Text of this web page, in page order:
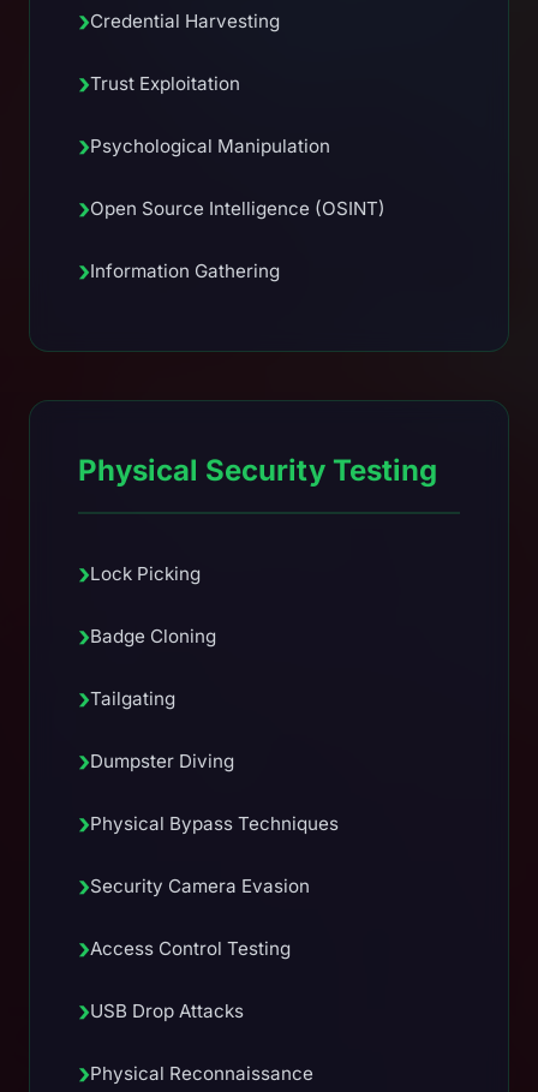
›Credential Harvesting
›Trust Exploitation
›Psychological Manipulation
›Open Source Intelligence (OSINT)
›Information Gathering
Physical Security Testing
›Lock Picking
›Badge Cloning
›Tailgating
›Dumpster Diving
›Physical Bypass Techniques
›Security Camera Evasion
›Access Control Testing
›USB Drop Attacks
›Physical Reconnaissance